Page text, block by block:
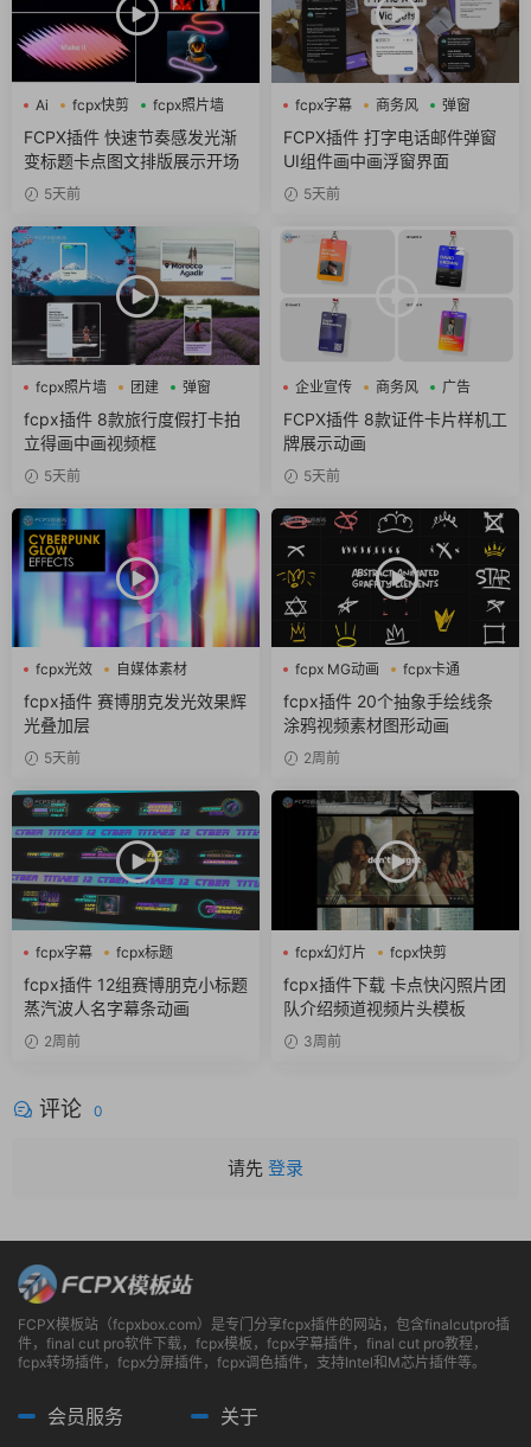
Ai fcpx快剪 fcpx照片墙
FCPX插件 快速节奏感发光渐
变标题卡点图文排版展示开场
5天前
fcpx字幕 商务风 弹窗
FCPX插件 打字电话邮件弹窗
UI组件画中画浮窗界面
5天前
fcpx照片墙 团建 弹窗
fcpx插件 8款旅行度假打卡拍
立得画中画视频框
5天前
企业宣传 商务风 广告
FCPX插件 8款证件卡片样机工
牌展示动画
5天前
fcpx光效
自媒体素材
赛博朋克
fcpx插件 赛博朋克发光效果辉
光叠加层
5天前
fcpx MG动画
fcpx卡通
fcpx图形动画
fcpx插件 20个抽象手绘线条
涂鸦视频素材图形动画
2周前
fcpx字幕
fcpx标题
fcpx片头
fcpx插件 12组赛博朋克小标题
蒸汽波人名字幕条动画
2周前
fcpx幻灯片
fcpx快剪
fcpx视频开场
fcpx插件下载 卡点快闪照片团
队介绍频道视频片头模板
3周前
评论 0
请先 登录
FCPX模板站（fcpxbox.com）是专门分享fcpx插件的网站，包含finalcutpro插
件，final cut pro软件下载，fcpx模板，fcpx字幕插件，final cut pro教程，
fcpx转场插件，fcpx分屏插件，fcpx调色插件，支持Intel和M芯片插件等。
会员服务 关于